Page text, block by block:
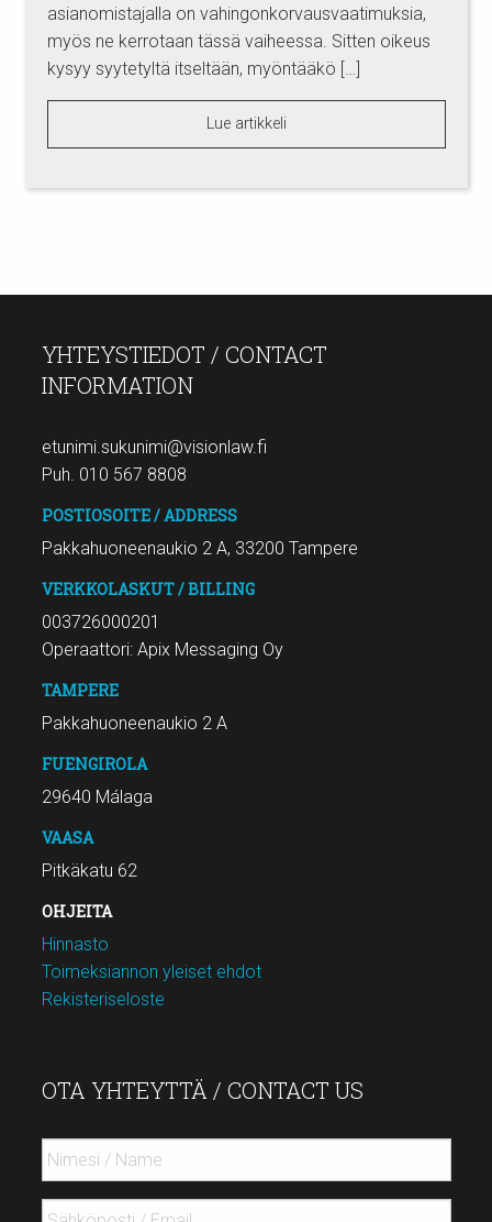
asianomistajalla on vahingonkorvausvaatimuksia,
myös ne kerrotaan tässä vaiheessa. Sitten oikeus
kysyy syytetyltä itseltään, myöntääkö […]
Lue artikkeli
YHTEYSTIEDOT / CONTACT
INFORMATION
etunimi.sukunimi@visionlaw.fi
Puh. 010 567 8808
POSTIOSOITE / ADDRESS
Pakkahuoneenaukio 2 A, 33200 Tampere
VERKKOLASKUT / BILLING
003726000201
Operaattori: Apix Messaging Oy
TAMPERE
Pakkahuoneenaukio 2 A
FUENGIROLA
29640 Málaga
VAASA
Pitkäkatu 62
OHJEITA
Hinnasto
Toimeksiannon yleiset ehdot
Rekisteriseloste
OTA YHTEYTTÄ / CONTACT US